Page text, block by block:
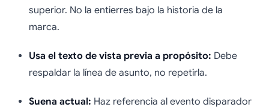
superior. No la entierres bajo la historia de la
marca.
Usa el texto de vista previa a propósito: Debe
respaldar la línea de asunto, no repetirla.
Suena actual: Haz referencia al evento disparador